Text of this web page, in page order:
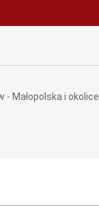
- Małopolska i okolice